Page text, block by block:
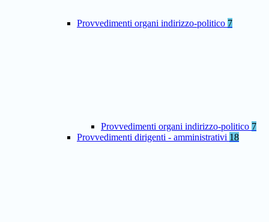
Provvedimenti organi indirizzo-politico 7
Provvedimenti organi indirizzo-politico 7
Provvedimenti dirigenti - amministrativi 18